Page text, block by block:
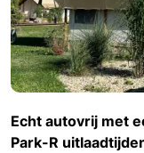
Echt autovrij met
Park-R